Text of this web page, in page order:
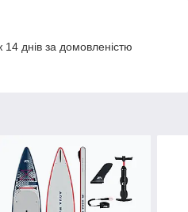
днів за домовленістю